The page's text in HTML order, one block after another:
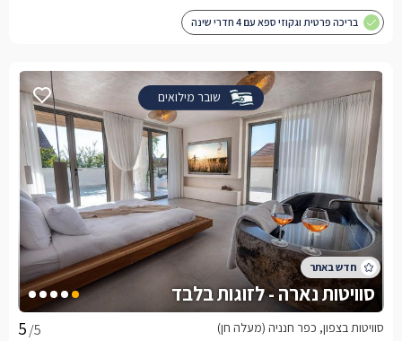
בריכה פרטית וגקוזי ספא עם 4 חדרי שינה
שובר מילואים
סוויטות נארה - לזוגות בלבד
/5 סוויטות בצפון, כפר חנניה (מעלה חן)